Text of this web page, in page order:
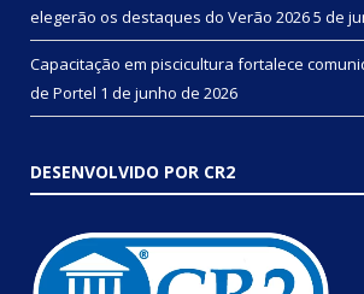
elegerão os destaques do Verão 20265 de
Capacitação em piscicultura fortalece
de Portel 1 de junho de 2026
DESENVOLVIDO POR CR2